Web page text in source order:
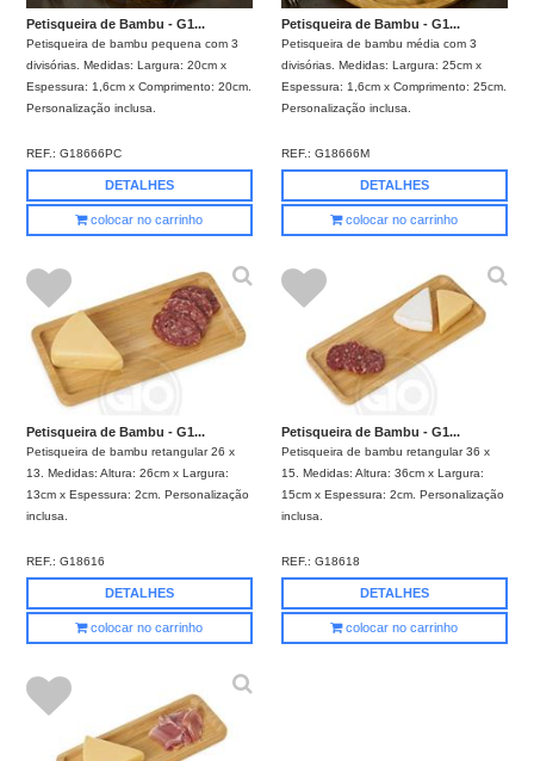
Petisqueira de Bambu - G1...
Petisqueira de bambu pequena com 3
divisórias. Medidas: Largura: 20cm x
Espessura: 1,6cm x Comprimento: 20cm.
Personalização inclusa.
REF.:G18666PC
DETALHES
colocar no carrinho
Petisqueira de Bambu - G1...
Petisqueira de bambu média com 3
divisórias. Medidas: Largura: 25cm x
Espessura: 1,6cm x Comprimento: 25cm.
Personalização inclusa.
REF.:G18666M
DETALHES
colocar no carrinho
Petisqueira de Bambu - G1...
Petisqueira de bambu retangular 26 x
13. Medidas: Altura: 26cm x Largura:
13cm x Espessura: 2cm. Personalização
inclusa.
REF.:G18616
DETALHES
colocar no carrinho
Petisqueira de Bambu - G1...
Petisqueira de bambu retangular 36 x
15. Medidas: Altura: 36cm x Largura:
15cm x Espessura: 2cm. Personalização
inclusa.
REF.:G18618
DETALHES
colocar no carrinho